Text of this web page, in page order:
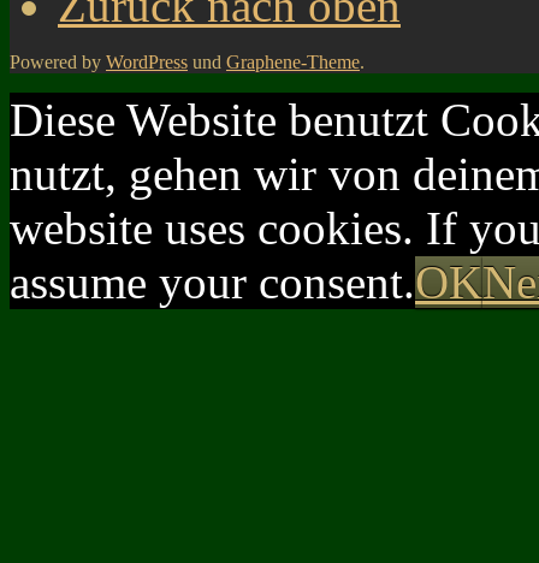
Powered by WordPress und Graphene-Theme.
Diese Website benutzt
nutzt, gehen wir von
website uses cookies. If
assume your consent.OK